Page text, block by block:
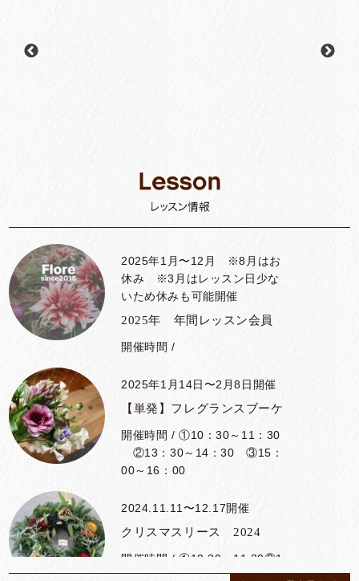
2025年1月〜12月 ※8月はお
休み ※3月はレッスン日少な
いため休みも可能開催
2025年 年間レッスン会員
開催時間 /
2025年1月14日〜2月8日開催
【単発】フレグランスブーケ
開催時間 / ①10：30～11：30
②13：30～14：30 ③15：
00～16：00
2024.11.11〜12.17開催
クリスマスリース 2024
開催時間 / ①10:30〜11:30②1
3:30〜14:30 ③15:00〜16:0